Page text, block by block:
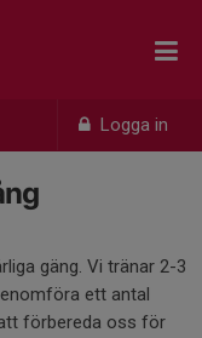
Logga in
gäng. Vi tränar 2-3
ett antal
förbereda oss för